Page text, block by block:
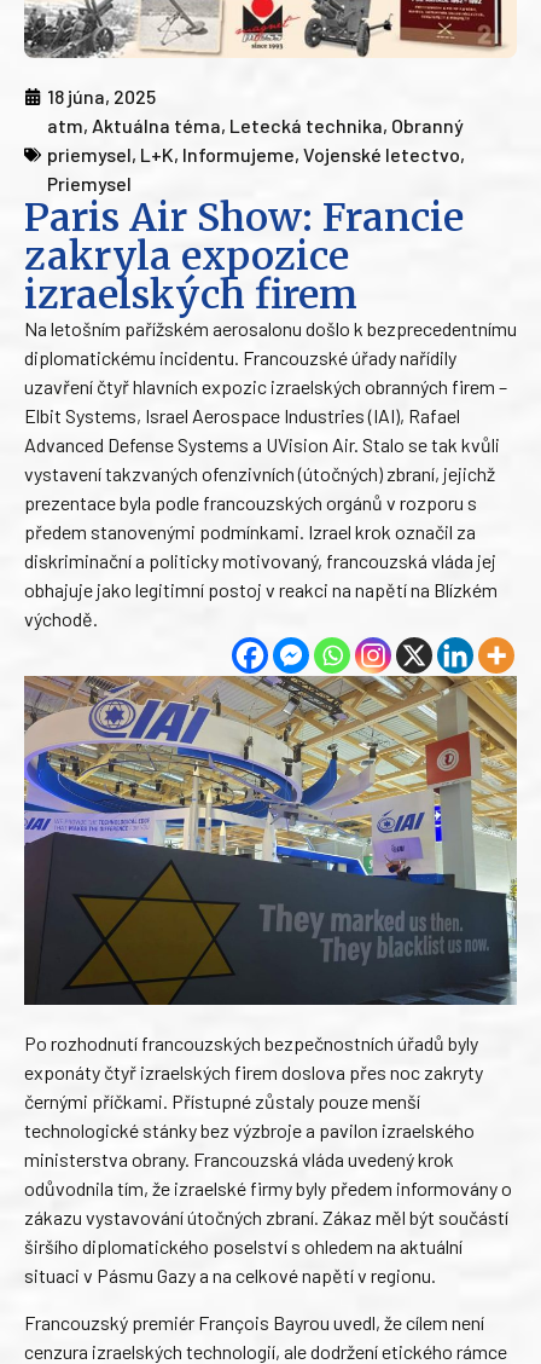
18 júna, 2025
atm, Aktuálna téma, Letecká technika, Obranný
priemysel, L+K, Informujeme, Vojenské letectvo,
Priemysel
Paris Air Show: Francie
zakryla expozice
izraelských firem
Na letošním pařížském aerosalonu došlo k bezprecedentnímu
diplomatickému incidentu. Francouzské úřady nařídily
uzavření čtyř hlavních expozic izraelských obranných firem –
Elbit Systems, Israel Aerospace Industries (IAI), Rafael
Advanced Defense Systems a UVision Air. Stalo se tak kvůli
vystavení takzvaných ofenzivních (útočných) zbraní, jejichž
prezentace byla podle francouzských orgánů v rozporu s
předem stanovenými podmínkami. Izrael krok označil za
diskriminační a politicky motivovaný, francouzská vláda jej
obhajuje jako legitimní postoj v reakci na napětí na Blízkém
východě.
Po rozhodnutí francouzských bezpečnostních úřadů byly
exponáty čtyř izraelských firem doslova přes noc zakryty
černými příčkami. Přístupné zůstaly pouze menší
technologické stánky bez výzbroje a pavilon izraelského
ministerstva obrany. Francouzská vláda uvedený krok
odůvodnila tím, že izraelské firmy byly předem informovány o
zákazu vystavování útočných zbraní. Zákaz měl být součástí
širšího diplomatického poselství s ohledem na aktuální
situaci v Pásmu Gazy a na celkové napětí v regionu.
Francouzský premiér François Bayrou uvedl, že cílem není
cenzura izraelských technologií, ale dodržení etického rámce